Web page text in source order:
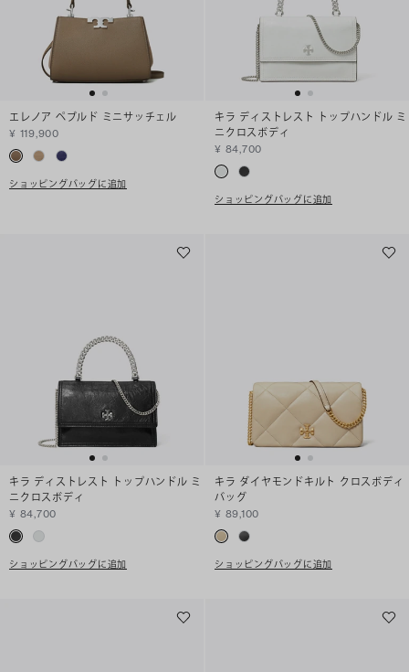
エレノア ペブルド ミニサッチェル
¥ 119,900
ショッピングバッグに追加
キラ ディストレスト トップハンドル ミ
ニクロスボディ
¥ 84,700
ショッピングバッグに追加
キラ ディストレスト トップハンドル ミ
ニクロスボディ
¥ 84,700
ショッピングバッグに追加
キラ ダイヤモンドキルト クロスボディ
バッグ
¥ 89,100
ショッピングバッグに追加